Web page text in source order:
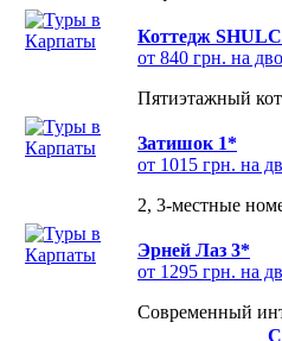
Коттедж SHULC
от 840 грн. на
Пятиэтажный
Затишок 1*
от 1015 грн. на
2, 3-местные
Эрней Лаз 3*
от 1295 грн. на
Современный